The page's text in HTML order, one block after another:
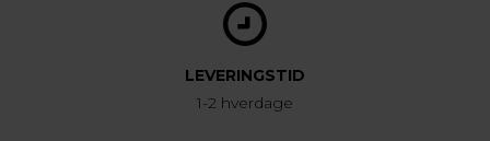
LEVERINGSTID
1-2 hverdage